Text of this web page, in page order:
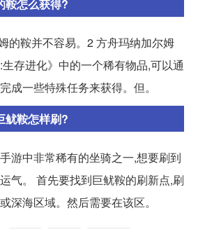
鞍怎么获得?
的鞍并不容易。2 方舟玛纳加尔姆
存进化》中的一个稀有物品,可以通
成一些特殊任务来获得。但。
鱿鞍怎样刷?
游中非常稀有的坐骑之一,想要刷到
气。 首先要找到巨鱿鞍的刷新点,刷
深海区域。然后需要在该区。